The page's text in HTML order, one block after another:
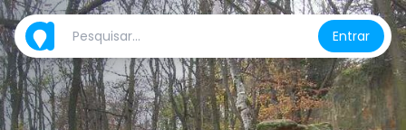
Entrar